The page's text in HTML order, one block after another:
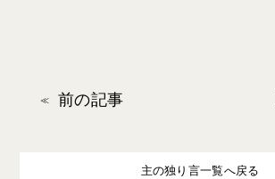
前の記事
主の独り言一覧へ戻る